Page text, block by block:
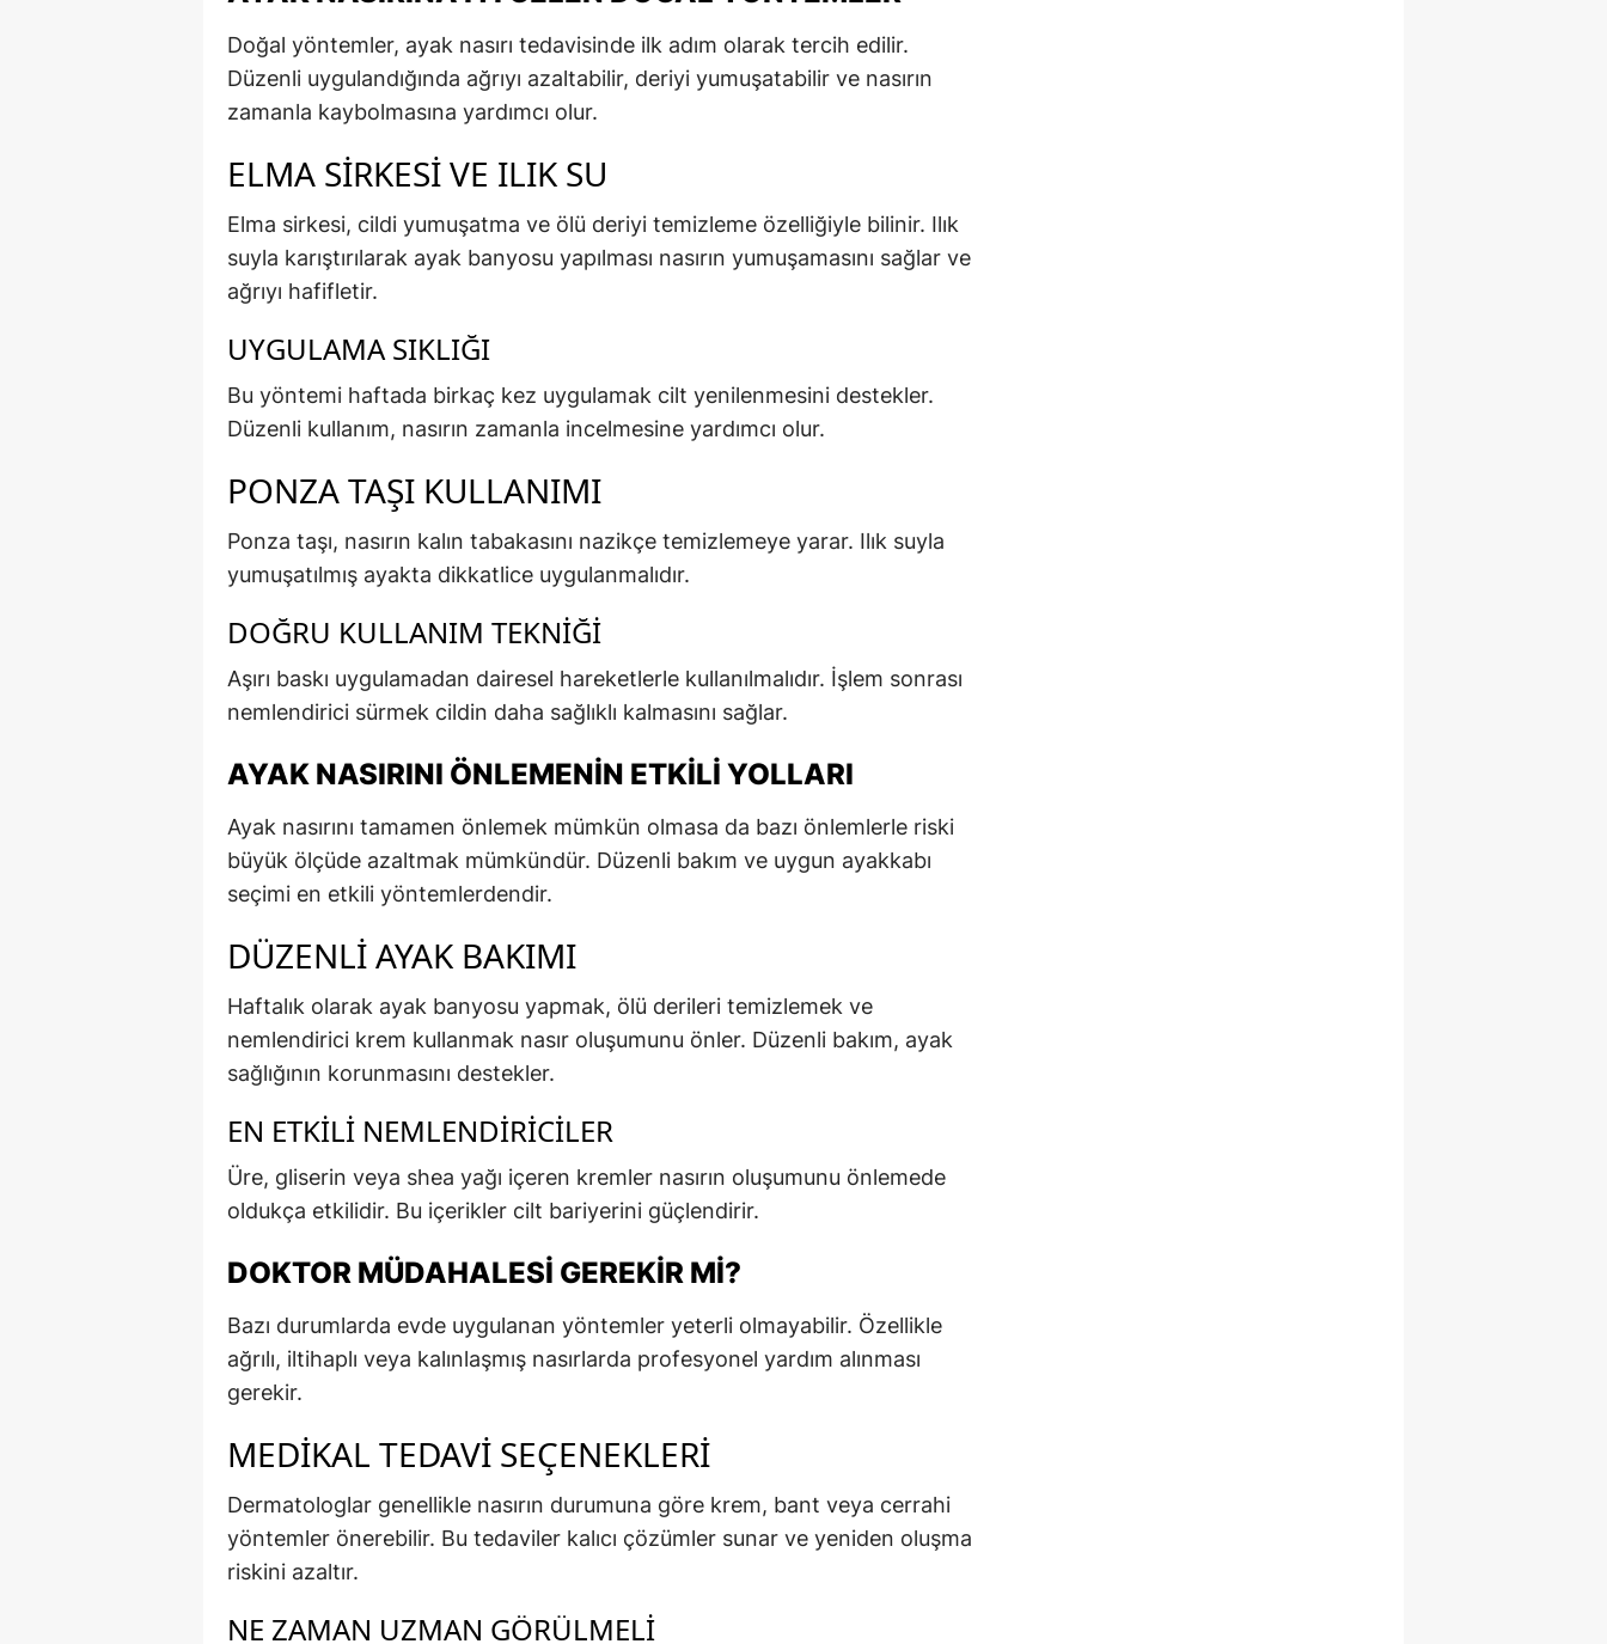
Doğal yöntemler, ayak nasırı tedavisinde ilk adım olarak tercih edilir.
Düzenli uygulandığında ağrıyı azaltabilir, deriyi yumuşatabilir ve nasırın
zamanla kaybolmasına yardımcı olur.
ELMA SIRKESI VE ILIK SU
Elma sirkesi, cildi yumuşatma ve ölü deriyi temizleme özelliğiyle bilinir. Ilık
suyla karıştırılarak ayak banyosu yapılması nasırın yumuşamasını sağlar ve
ağrıyı hafifletir.
UYGULAMA SIKLIĞI
Bu yöntemi haftada birkaç kez uygulamak cilt yenilenmesini destekler.
Düzenli kullanım, nasırın zamanla incelmesine yardımcı olur.
PONZA TAŞI KULLANIMI
Ponza taşı, nasırın kalın tabakasını nazikçe temizlemeye yarar. Ilık suyla
yumuşatılmış ayakta dikkatlice uygulanmalıdır.
DOĞRU KULLANIM TEKNIĞI
Aşırı baskı uygulamadan dairesel hareketlerle kullanılmalıdır. İşlem sonrası
nemlendirici sürmek cildin daha sağlıklı kalmasını sağlar.
AYAK NASIRINI ÖNLEMENIN ETKILI YOLLARI
Ayak nasırını tamamen önlemek mümkün olmasa da bazı önlemlerle riski
büyük ölçüde azaltmak mümkündür. Düzenli bakım ve uygun ayakkabı
seçimi en etkili yöntemlerdendir.
DÜZENLI AYAK BAKIMI
Haftalık olarak ayak banyosu yapmak, ölü derileri temizlemek ve
nemlendirici krem kullanmak nasır oluşumunu önler. Düzenli bakım, ayak
sağlığının korunmasını destekler.
EN ETKILI NEMLENDIRICILER
Üre, gliserin veya shea yağı içeren kremler nasırın oluşumunu önlemede
oldukça etkilidir. Bu içerikler cilt bariyerini güçlendirir.
DOKTOR MÜDAHALESI GEREKIR MI?
Bazı durumlarda evde uygulanan yöntemler yeterli olmayabilir. Özellikle
ağrılı, iltihaplı veya kalınlaşmış nasırlarda profesyonel yardım alınması
gerekir.
MEDIKAL TEDAVI SEÇENEKLERI
Dermatologlar genellikle nasırın durumuna göre krem, bant veya cerrahi
yöntemler önerebilir. Bu tedaviler kalıcı çözümler sunar ve yeniden oluşma
riskini azaltır.
NE ZAMAN UZMAN GÖRÜLMELI